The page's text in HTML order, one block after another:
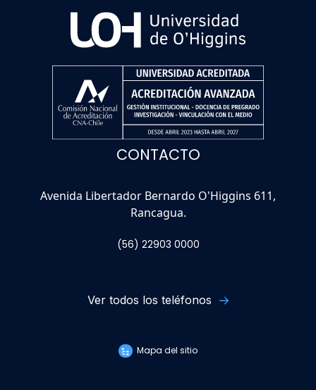
CONTACTO
Avenida Libertador Bernardo O'Higgins 611,
Rancagua.
(56) 22903 0000
Ver todos los teléfonos
Mapa del sitio